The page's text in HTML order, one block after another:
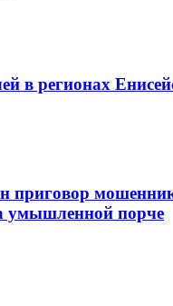
в регионах
приговор
умышленной порче